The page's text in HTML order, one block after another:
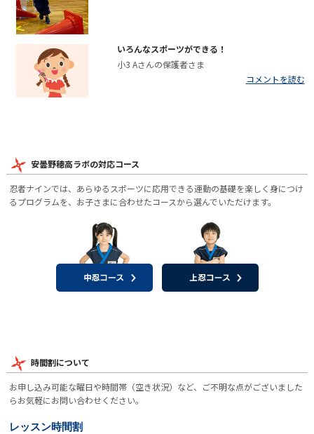
いろんなスポーツができる！
小3 Aさんの保護者さま
コメントを読む
安曇野穂高ラボの対応コース
忍者ナインでは、あらゆるスポーツに応用できる運動の基礎を楽しく身につけ
るプログラムを、お子さまに合わせたコースから選んでいただけます。
時間割について
お申し込み可能な曜日や時間帯（空き状況）など、ご不明な点がございました
らお気軽にお問い合わせください。
レッスン時間割